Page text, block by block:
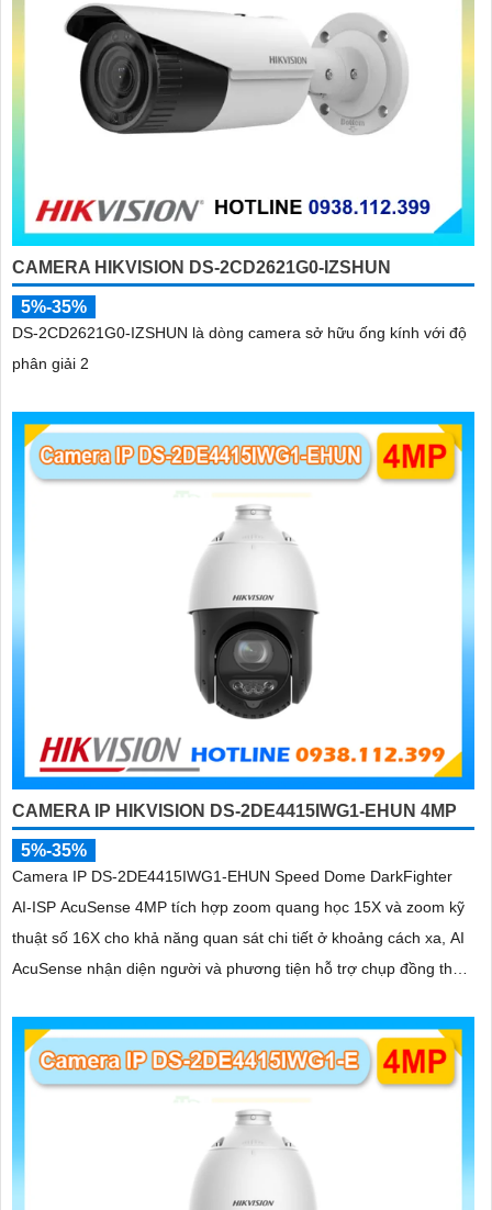
CAMERA HIKVISION DS-2CD2621G0-IZSHUN
5%-35%
DS-2CD2621G0-IZSHUN là dòng camera sở hữu ống kính với độ
phân giải 2
CAMERA IP HIKVISION DS-2DE4415IWG1-EHUN 4MP
5%-35%
Camera IP DS-2DE4415IWG1-EHUN Speed Dome DarkFighter
AI-ISP AcuSense 4MP tích hợp zoom quang học 15X và zoom kỹ
thuật số 16X cho khả năng quan sát chi tiết ở khoảng cách xa, AI
AcuSense nhận diện người và phương tiện hỗ trợ chụp đồng thời